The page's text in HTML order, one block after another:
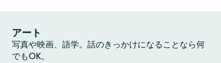
アート
写真や映画、語学。話のきっかけになることなら何
でもOK。